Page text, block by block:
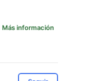
Más información